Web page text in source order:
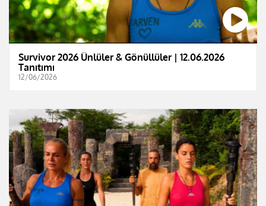
Survivor 2026 Ünlüler & Gönüllüler | 12.06.2026
Tanıtımı
12/06/2026